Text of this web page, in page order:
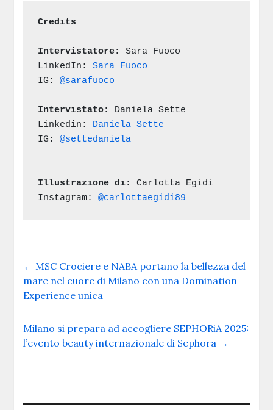
Credits
Intervistatore:
Sara Fuoco
LinkedIn: Sara Fuoco
IG: @sarafuoco
Intervistato:
Daniela Sette
Linkedin: Daniela Sette
IG: @settedaniela
Illustrazione di: Carlotta Egidi
Instagram: @carlottaegidi89
← MSC Crociere e NABA portano la bellezza del
mare nel cuore di Milano con una Domination
Experience unica
Milano si prepara ad accogliere SEPHORiA 2025:
l’evento beauty internazionale di Sephora →